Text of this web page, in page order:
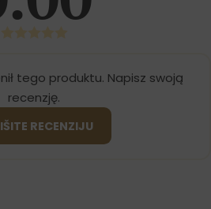
tego produktu. Napisz swoją
recenzję.
RECENZIJU